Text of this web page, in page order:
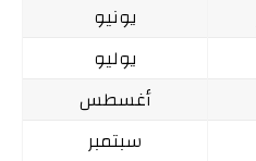
يونيو
يوليو
أغسطس
سبتمبر